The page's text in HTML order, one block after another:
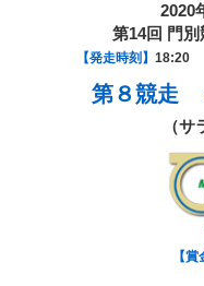
2020
第14回 門
【発走時刻】
第８競走
（
【賞